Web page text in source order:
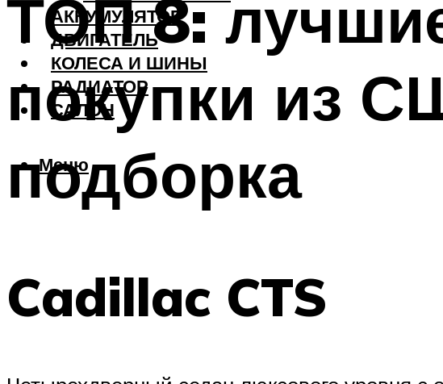
АККУМУЛЯТОР
ДВИГАТЕЛЬ
КОЛЕСА И ШИНЫ
РАДИАТОР
САЛОН
Меню
ТОП 8:
покупки из
подборка
Cadillac CTS